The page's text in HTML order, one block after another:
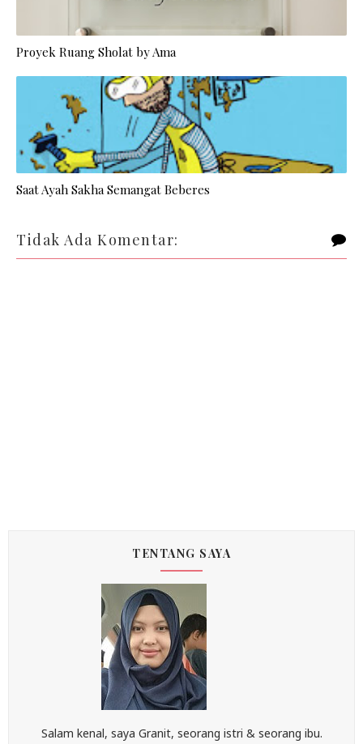
Proyek Ruang Sholat by Ama
Saat Ayah Sakha Semangat Beberes
Tidak Ada Komentar:
TENTANG SAYA
Salam kenal, saya Granit, seorang istri & seorang ibu.